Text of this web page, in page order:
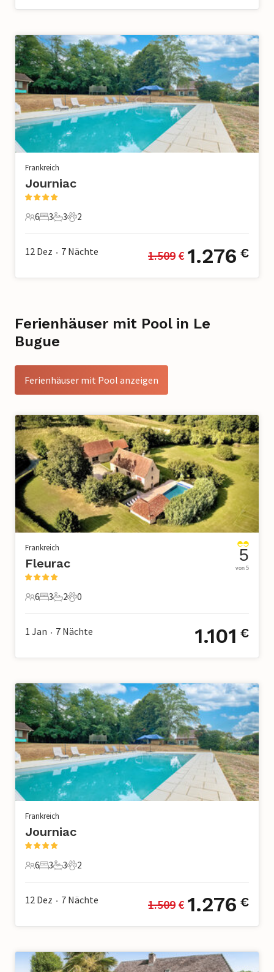
Frankreich
Journiac
6 Gäste
6
3 Schlafzimmer
3
3 Badezimmer
3
2 Haustiere
2
12 Dez • 7 Nächte 1.509 € 1.276 €
Ferienhäuser mit Pool in Le
Bugue
Ferienhäuser mit Pool anzeigen
Frankreich
Fleurac
6 Gäste
6
3 Schlafzimmer
3
2 Badezimmer
2
0 Haustiere
0
5
von 5
1 Jan • 7 Nächte 1.101 €
Frankreich
Journiac
6 Gäste
6
3 Schlafzimmer
3
3 Badezimmer
3
2 Haustiere
2
12 Dez • 7 Nächte 1.509 € 1.276 €